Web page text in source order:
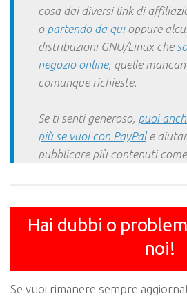
cosa dai diversi link di
o partendo da quioppure
distribuzioni GNU/Linux che
negozio online, quelle
comunque richieste.
Se ti senti generoso, puoi
più se vuoi con PayPale
pubblicare più contenuti
Hai dubbi o
noi!
Se vuoi rimanere sempre